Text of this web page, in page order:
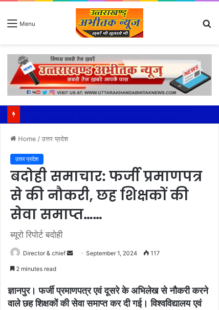
Menu
Home /उत्तर प्रदेश
उत्तर प्रदेश
बदोही समाचार: फर्जी प्रमाणपत्र
से की नौकरी, छह शिक्षकों की
सेवा समाप्त……
ब्यूरो रिपोर्ट बदोही
Director & chief
SendSeptember 1, 2024 117
2 minutes read
ज्ञानपुर। फर्जी प्रमाणपत्र एवं दूसरे के अभिलेख से नौकरी करने
वाले छह शिक्षकों की सेवा समाप्त कर दी गई। विश्वविद्यालय एवं